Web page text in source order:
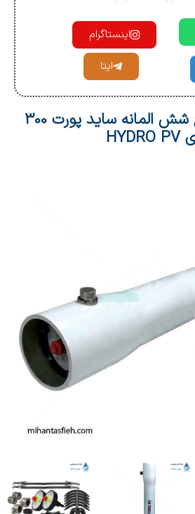
اینستاگرام
ایتا
پرشروسل 8 اینچ شش المانه ساید پورت 300